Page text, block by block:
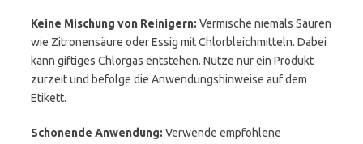
Keine Mischung von Reinigern: Vermische niemals Säuren
wie Zitronensäure oder Essig mit Chlorbleichmitteln. Dabei
kann giftiges Chlorgas entstehen. Nutze nur ein Produkt
zurzeit und befolge die Anwendungshinweise auf dem
Etikett.
Schonende Anwendung: Verwende empfohlene